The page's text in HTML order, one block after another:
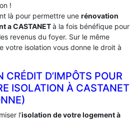
!
là pour permettre une rénovation
aCASTANETà la fois bénéfique pour
revenus du foyer. Sur le même
votre isolation vous donne le droit à
CRÉDIT D’IMPÔTS POUR
ISOLATION À ‎CASTANET
l’isolation de votre logement à